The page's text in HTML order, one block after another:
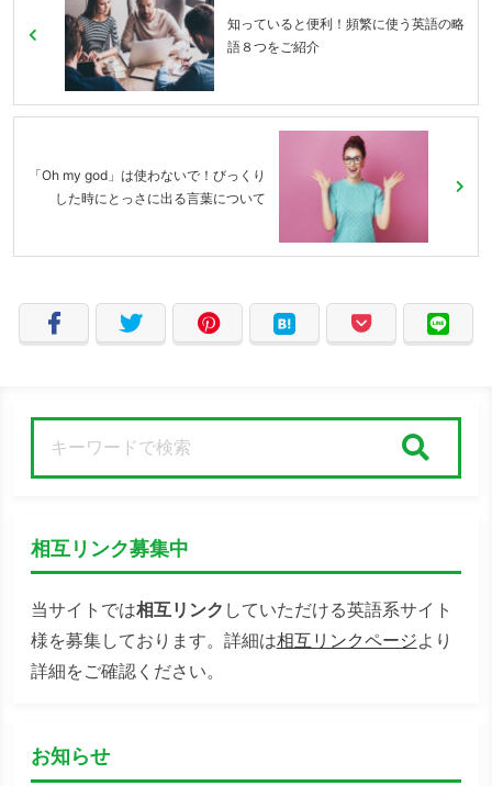
知っていると便利！頻繁に使う英語の略
語８つをご紹介
「Oh my god」は使わないで！びっくり
した時にとっさに出る言葉について
相互リンク募集中
当サイトでは相互リンク していただける英語系サイト
様を募集しております。詳細は相互リンクページより
詳細をご確認ください。
お知らせ